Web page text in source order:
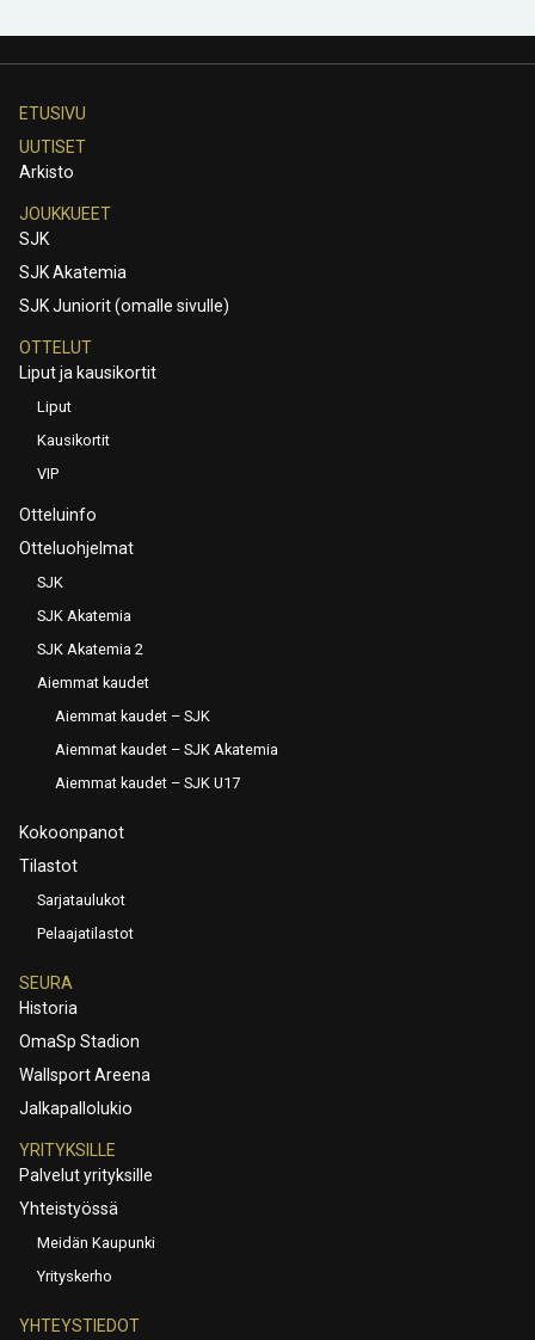
ETUSIVU
UUTISET
Arkisto
JOUKKUEET
SJK
SJK Akatemia
SJK Juniorit (omalle sivulle)
OTTELUT
Liput ja kausikortit
Liput
Kausikortit
VIP
Otteluinfo
Otteluohjelmat
SJK
SJK Akatemia
SJK Akatemia 2
Aiemmat kaudet
Aiemmat kaudet – SJK
Aiemmat kaudet – SJK Akatemia
Aiemmat kaudet – SJK U17
Kokoonpanot
Tilastot
Sarjataulukot
Pelaajatilastot
SEURA
Historia
OmaSp Stadion
Wallsport Areena
Jalkapallolukio
YRITYKSILLE
Palvelut yrityksille
Yhteistyössä
Meidän Kaupunki
Yrityskerho
YHTEYSTIEDOT